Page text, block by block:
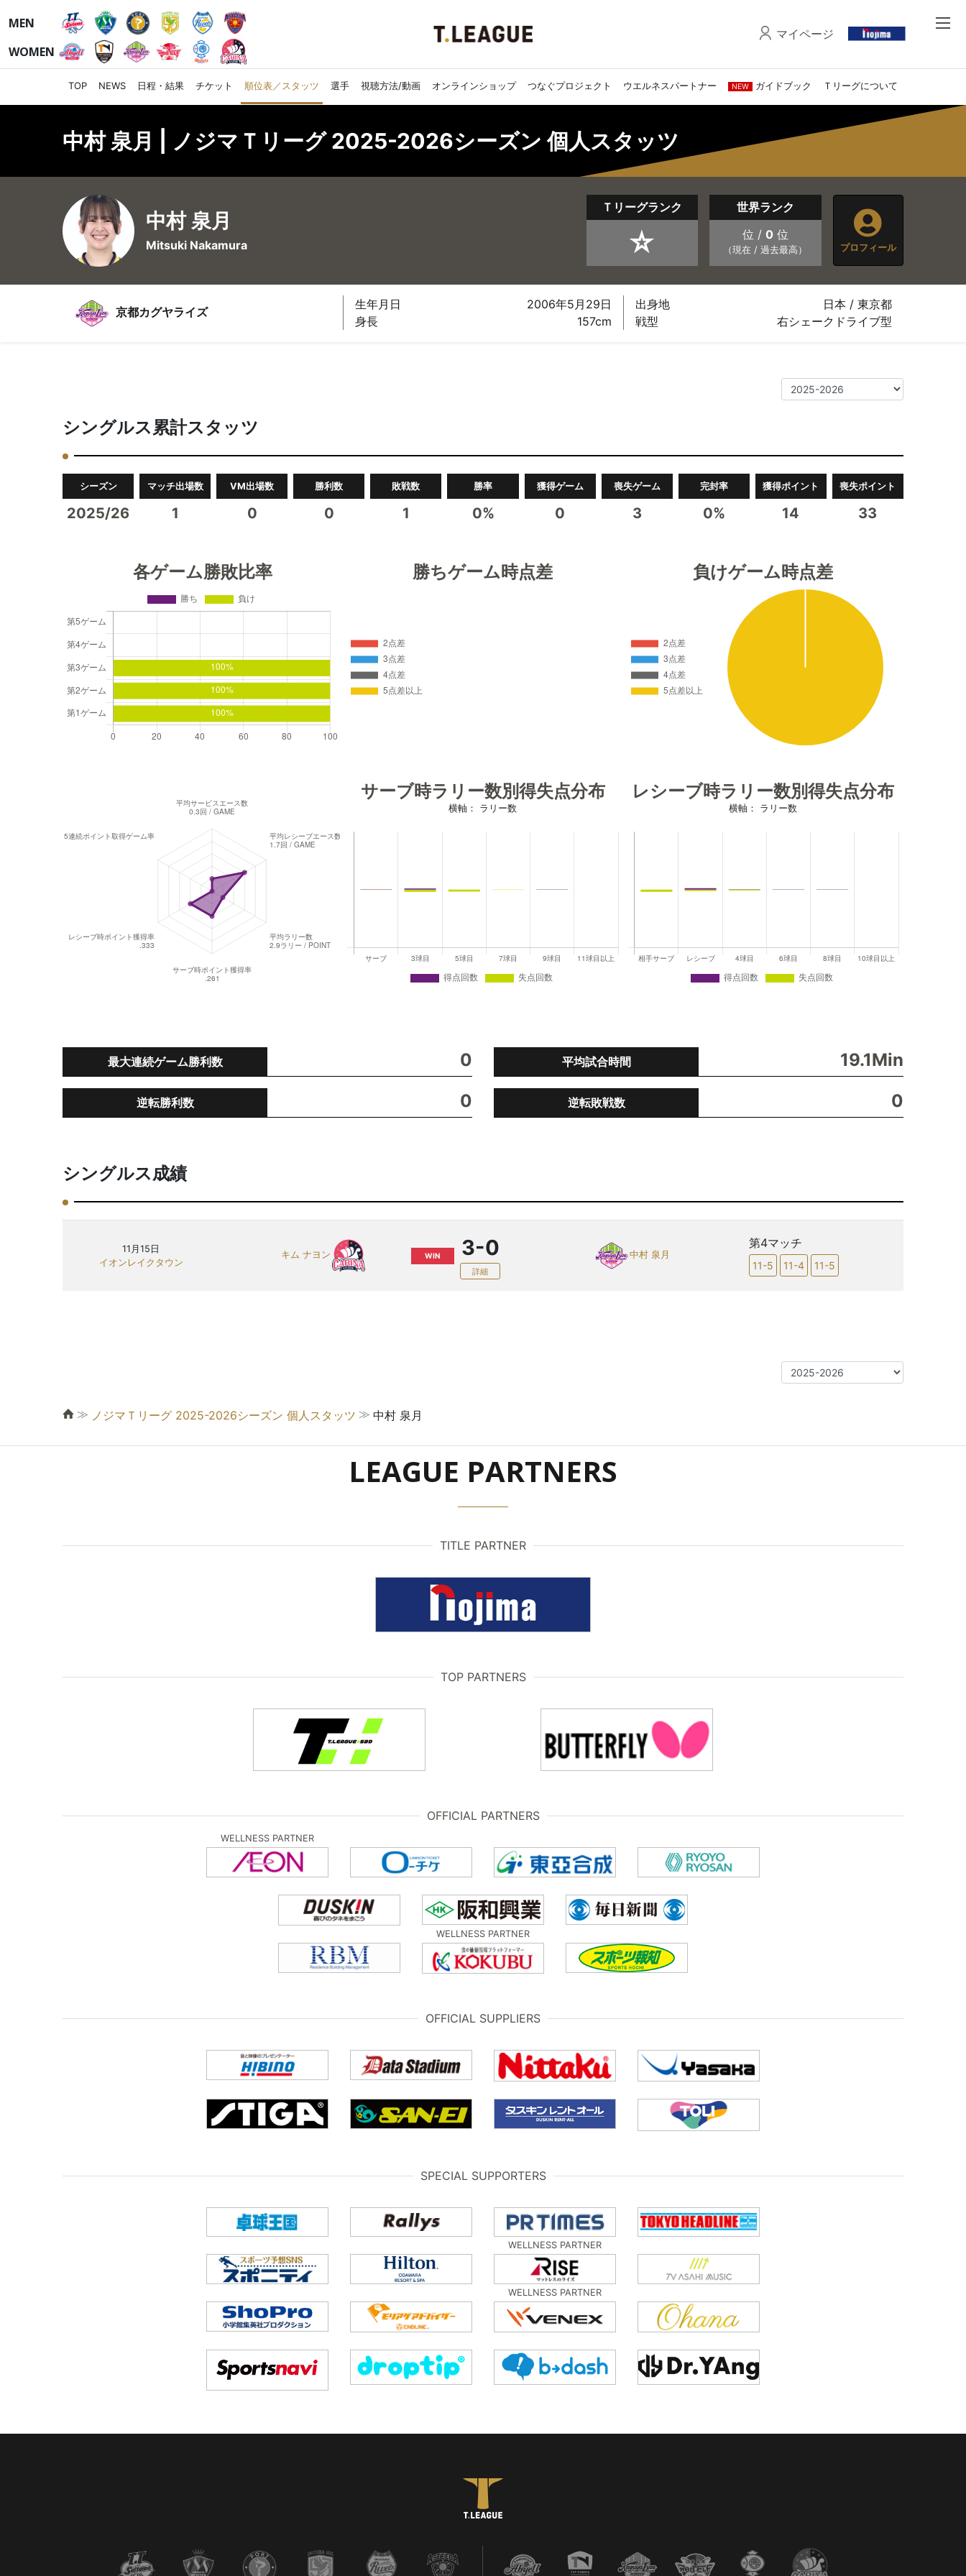
MEN
WOMEN
マイページ
TOP NEWS 日程・結果 チケット 順位表／スタッツ 選手 視聴方法/動画 オンラインショップ つなぐプロジェクト ウエルネスパートナー NEW ガイドブック Ｔリーグについて
中村 泉月 | ノジマＴリーグ 2025-2026シーズン 個人スタッツ
中村 泉月
Mitsuki Nakamura
Ｔリーグランク
☆
世界ランク
位 / 0 位
（現在 / 過去最高） プロフィール
京都カグヤライズ
生年月日
2006年5月29日
身長
157cm
出身地
日本 / 東京都
戦型
右シェークドライブ型
シングルス累計スタッツ
シーズン
2025/26
マッチ出場数
1
VM出場数
0
勝利数
0
敗戦数
1
勝率
0%
獲得ゲーム
0
喪失ゲーム
3
完封率
0%
獲得ポイント
14
喪失ポイント
33
各ゲーム勝敗比率 勝ちゲーム時点差 負けゲーム時点差
サーブ時ラリー数別得失点分布
横軸： ラリー数
レシーブ時ラリー数別得失点分布
横軸： ラリー数
最大連続ゲーム勝利数 0 平均試合時間 19.1Min
逆転勝利数 0 逆転敗戦数 0
シングルス成績
11月15日
イオンレイクタウン
キム ナヨン WIN 3-0
詳細
中村 泉月
第4マッチ
11-5 11-4 11-5
≫ ノジマＴリーグ 2025-2026シーズン 個人スタッツ ≫ 中村 泉月
LEAGUE PARTNERS
TITLE PARTNER
TOP PARTNERS
OFFICIAL PARTNERS
WELLNESS PARTNER
WELLNESS PARTNER
OFFICIAL SUPPLIERS
SPECIAL SUPPORTERS
WELLNESS PARTNER
WELLNESS PARTNER